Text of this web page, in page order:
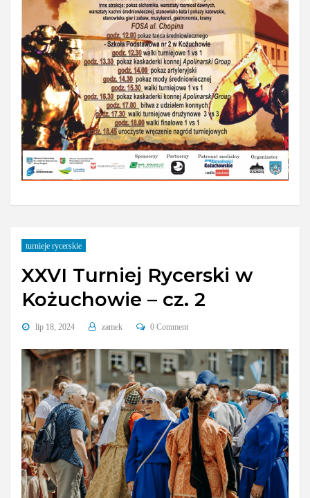
turnieje rycerskie
XXVI Turniej Rycerski w
Kożuchowie – cz. 2
lip 18, 2024 zamek 0 Comment